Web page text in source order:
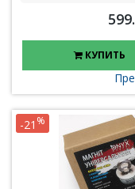
КУПИТЬ
-21 %